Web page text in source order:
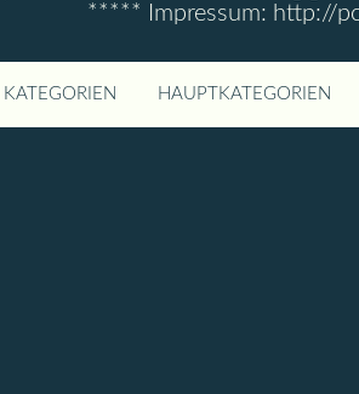
***** Impressum: http://
KATEGORIEN HAUPTKATEGORIEN